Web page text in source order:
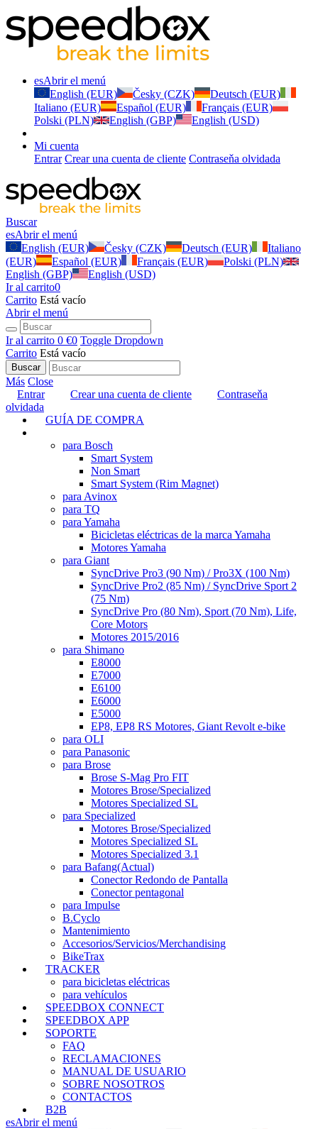
esAbrir el menú
English (EUR)
Česky (CZK)
Deutsch (EUR)
Italiano (EUR)
Español (EUR)
Français (EUR)
Polski (PLN)
English (GBP) English (USD)
Mi cuenta
Entrar Crear una cuenta de cliente Contraseňa olvidada
Buscar
esAbrir el menú
English (EUR)
Česky (CZK) Deutsch (EUR)
Italiano
(EUR)
Español (EUR) Français (EUR)
Polski (PLN)
English (GBP)
English (USD)
Ir al carrito0
Carrito Está vacío
Abrir el menú
Ir al carrito 0 €0 Toggle Dropdown
Carrito Está vacío
Buscar
Más Close
Entrar
Crear una cuenta de cliente
Contraseňa
olvidada
GUÍA DE COMPRA
para Bosch
Smart System
Non Smart
Smart System (Rim Magnet)
para Avinox
para TQ
para Yamaha
Bicicletas eléctricas de la marca Yamaha
Motores Yamaha
para Giant
SyncDrive Pro3 (90 Nm) / Pro3X (100 Nm)
SyncDrive Pro2 (85 Nm) / SyncDrive Sport 2
(75 Nm)
SyncDrive Pro (80 Nm), Sport (70 Nm), Life,
Core Motors
Motores 2015/2016
para Shimano
E8000
E7000
E6100
E6000
E5000
EP8, EP8 RS Motores, Giant Revolt e-bike
para OLI
para Panasonic
para Brose
Brose S-Mag Pro FIT
Motores Brose/Specialized
Motores Specialized SL
para Specialized
Motores Brose/Specialized
Motores Specialized SL
Motores Specialized 3.1
para Bafang(Actual)
Conector Redondo de Pantalla
Conector pentagonal
para Impulse
B.Cyclo
Mantenimiento
Accesorios/Servicios/Merchandising
BikeTrax
TRACKER
para bicicletas eléctricas
para vehículos
SPEEDBOX CONNECT
SPEEDBOX APP
SOPORTE
FAQ
RECLAMACIONES
MANUAL DE USUARIO
SOBRE NOSOTROS
CONTACTOS
B2B
esAbrir el menú